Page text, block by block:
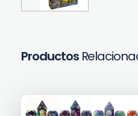
Productos